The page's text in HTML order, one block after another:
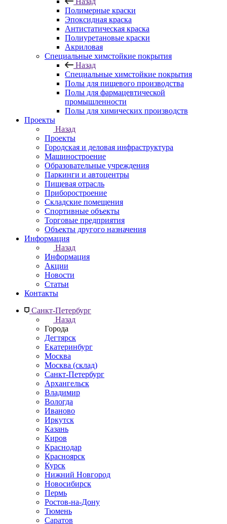
Полимерные краски
Эпоксидная краска
Антистатическая краска
Полиуретановые краски
Акриловая
Специальные химстойкие покрытия
Назад
Специальные химстойкие покрытия
Полы для пищевого производства
Полы для фармацевтической
промышленности
Полы для химических производств
Проекты
Назад
Проекты
Городская и деловая инфраструктура
Машиностроение
Образовательные учреждения
Паркинги и автоцентры
Пищевая отрасль
Приборостроение
Складские помещения
Спортивные объекты
Торговые предприятия
Объекты другого назначения
Информация
Назад
Информация
Акции
Новости
Статьи
Контакты
Санкт-Петербург
Назад
Города
Дегтярск
Екатеринбург
Москва
Москва (склад)
Санкт-Петербург
Архангельск
Владимир
Вологда
Иваново
Иркутск
Казань
Киров
Краснодар
Красноярск
Курск
Нижний Новгород
Новосибирск
Пермь
Ростов-на-Дону
Тюмень
Саратов